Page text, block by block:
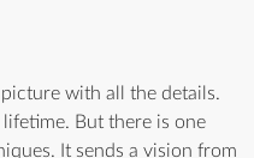
with all the details.
But there is one
It sends a vision from